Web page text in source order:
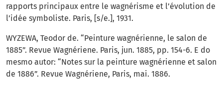
rapports principaux entre le wagnérisme et l’évolution de
l’idée symboliste. Paris, [s/e.], 1931.
WYZEWA, Teodor de. “Peinture wagnérienne, le salon de
1885”. Revue Wagnériene. Paris, jun. 1885, pp. 154-6. E do
mesmo autor: “Notes sur la peinture wagnérienne et salon
de 1886”. Revue Wagnériene, Paris, mai. 1886.